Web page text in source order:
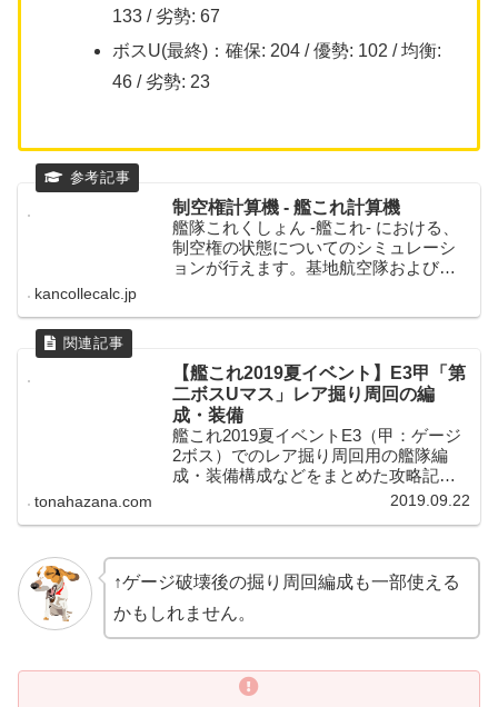
133 / 劣勢: 67
ボスU(最終)：確保: 204 / 優勢: 102 / 均衡:
46 / 劣勢: 23
制空権計算機 - 艦これ計算機
艦隊これくしょん -艦これ- における、
制空権の状態についてのシミュレーシ
ョンが行えます。基地航空隊およびイ
kancollecalc.jp
【艦これ2019夏イベント】E3甲「第
二ボスUマス」レア掘り周回の編
成・装備
艦これ2019夏イベントE3（甲：ゲージ
2ボス）でのレア掘り周回用の艦隊編
成・装備構成などをまとめた攻略記事
です。新艦娘「グレカーレ」の他にも
ス、対馬」など、海外艦を中心とした
レア艦娘のドロップチャンスがありま
す。
tonahazana.com 2019.09.22
↑ゲージ破壊後の掘り周回編成も一部使える
かもしれません。